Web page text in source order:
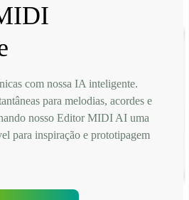
com nossa IA inteligente.
para melodias, acordes e
nosso Editor MIDI AI uma
para inspiração e prototipagem